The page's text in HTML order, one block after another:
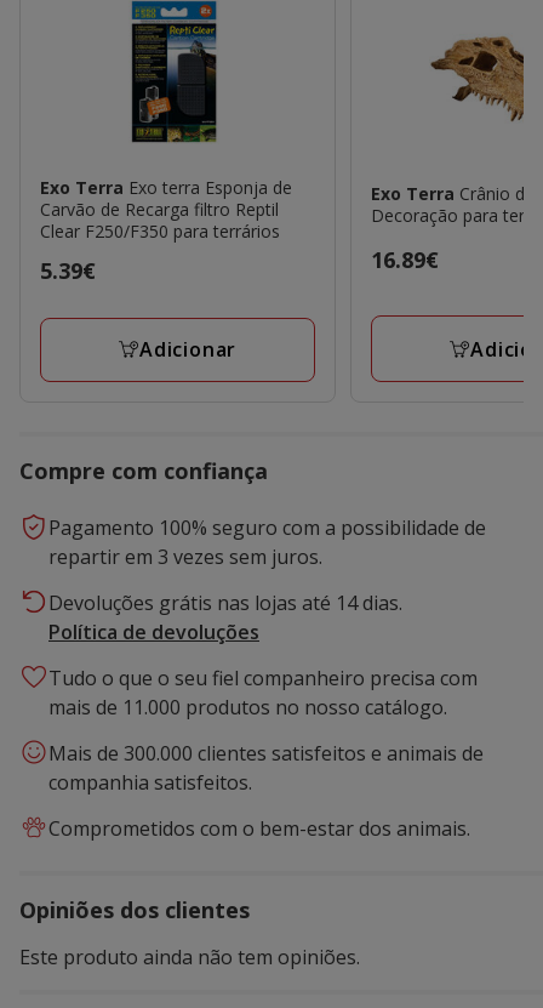
Exo Terra Exo terra Esponja de
Carvão de Recarga filtro Reptil
Clear F250/F350 para terrários
Preço
5.39€
Adicionar
Exo Terra Crânio de
Decoração para
Preço
16.89€
Compre com confiança
Pagamento 100% seguro com a possibilidade de
repartir em 3 vezes sem juros.
Devoluções grátis nas lojas até 14 dias.
Política de devoluções
Tudo o que o seu fiel companheiro precisa com
mais de 11.000 produtos no nosso catálogo.
Mais de 300.000 clientes satisfeitos e animais de
companhia satisfeitos.
Comprometidos com o bem-estar dos animais.
Opiniões dos clientes
Este produto ainda não tem opiniões.